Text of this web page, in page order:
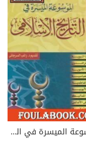
الموسوعة الميسرة في التاريخ الإسلامي